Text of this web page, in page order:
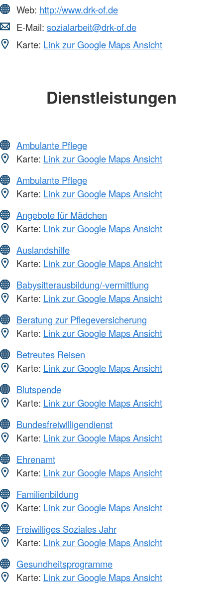
Web: http://www.drk-of.de
E-Mail: sozialarbeit@drk-of.de
Karte: Link zur Google Maps Ansicht
Dienstleistungen
Ambulante Pflege
Karte: Link zur Google Maps Ansicht
Ambulante Pflege
Karte: Link zur Google Maps Ansicht
Angebote für Mädchen
Karte: Link zur Google Maps Ansicht
Auslandshilfe
Karte: Link zur Google Maps Ansicht
Babysitterausbildung/-vermittlung
Karte: Link zur Google Maps Ansicht
Beratung zur Pflegeversicherung
Karte: Link zur Google Maps Ansicht
Betreutes Reisen
Karte: Link zur Google Maps Ansicht
Blutspende
Karte: Link zur Google Maps Ansicht
Bundesfreiwilligendienst
Karte: Link zur Google Maps Ansicht
Ehrenamt
Karte: Link zur Google Maps Ansicht
Familienbildung
Karte: Link zur Google Maps Ansicht
Freiwilliges Soziales Jahr
Karte: Link zur Google Maps Ansicht
Gesundheitsprogramme
Karte: Link zur Google Maps Ansicht